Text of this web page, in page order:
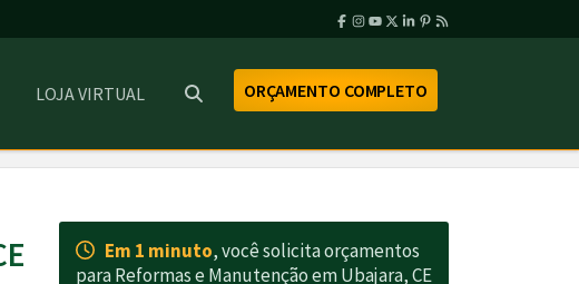
LOJA VIRTUAL ORÇAMENTO COMPLETO
Em 1 minuto, você solicita orçamentos
para Reformas e Manutenção em Ubajara, CE